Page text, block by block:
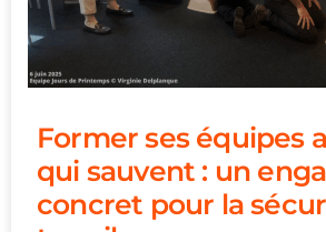
Former ses équipes
qui sauvent : un
concret pour la